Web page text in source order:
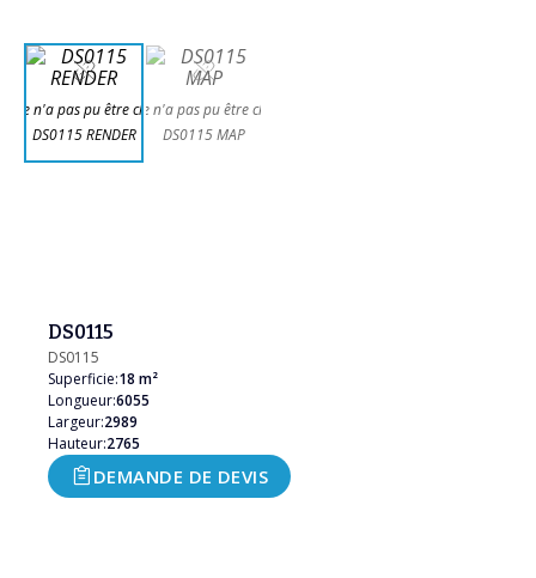
DS0115
DS0115
Superficie:18 m²
Longueur:6055
Largeur:2989
Hauteur:2765
DEMANDE DE DEVIS